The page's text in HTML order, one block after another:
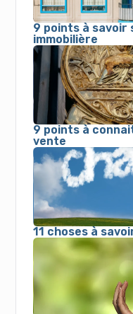
9 points à savoir
immobilière
9 points à
vente
11 choses à